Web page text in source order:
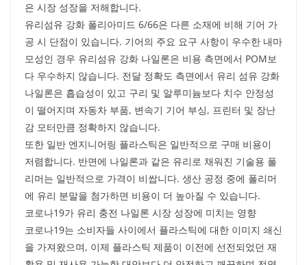
은 시장 성장을 저해합니다.
유리섬유 강화 폴리아미드 6/66은 다른 소재에 비해 기어 가
공 시 단점이 있습니다. 기어의 주요 요구 사항이 우수한 내마
모성인 경우 유리섬유 강화 나일론은 비용 측면에서 POM보
다 우수하지 않습니다. 전달 정확도 측면에서 유리 섬유 강화
나일론은 흡습성이 있고 구리 및 알루미늄보다 치수 안정성
이 떨어지며 자동차 부품, 변속기 기어 부싱, 프린터 및 장난
감 모터만큼 정확하지 않습니다.
또한 일반 엔지니어링 플라스틱은 일반적으로 구매 비용이
저렴합니다. 반면에 나일론과 같은 유리로 채워진 기술용 폴
리머는 일반적으로 가격이 비쌉니다. 생산 공정 중에 폴리머
에 유리 분말을 첨가하면 비용이 더 높아질 수 있습니다.
코로나19가 유리 충전 나일론 시장 성장에 미치는 영향
코로나19는 소비자들 사이에서 플라스틱에 대한 이미지 쇄신
을 가져왔으며, 이제 플라스틱 제품이 이전에 선전되었던 재